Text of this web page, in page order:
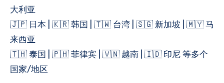
大利亚
🇯🇵 日本 | 🇰🇷 韩国 | 🇹🇼 台湾 | 🇸🇬 新加坡 | 🇲🇾 马
来西亚
🇹🇭 泰国 | 🇵🇭 菲律宾 | 🇻🇳 越南 | 🇮🇩 印尼 等多个
国家/地区